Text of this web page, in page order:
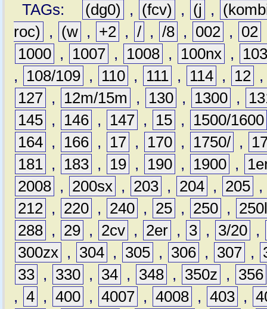
TAGs:
(dg0) , (fcv) , (j ,
roc)
, (w , +2 , / , /8 , 002 , 02
1000 , 1007 , 1008 , 100nx ,
,
108/109 , 110 , 111 , 114 , 12
127 , 12m/15m , 130 , 1300 ,
145 , 146 , 147 , 15 ,
1500/1600
164 , 166 , 17 , 170 , 1750/ ,
181 , 183 , 19 , 190 , 1900 ,
2008 , 200sx , 203 , 204 , 205 ,
212 , 220 , 240 , 25 , 250 ,
288 , 29 , 2cv , 2er , 3 , 3/20 ,
300zx , 304 , 305 , 306 , 307 ,
33 , 330 , 34 , 348 , 350z ,
356
, 4 , 400 , 4007 , 4008 , 403 ,